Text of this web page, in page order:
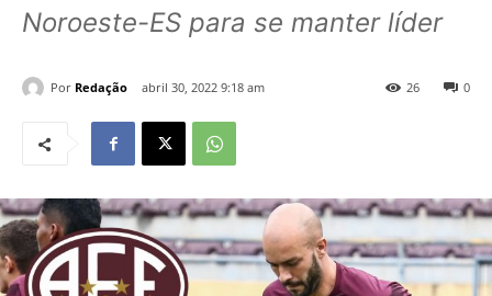
Noroeste-ES para se manter líder
Por Redação abril 30, 2022 9:18 am 0
26